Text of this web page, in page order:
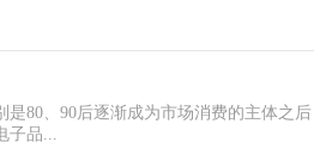
80、90后逐渐成为市场消费的主体之后
子品...